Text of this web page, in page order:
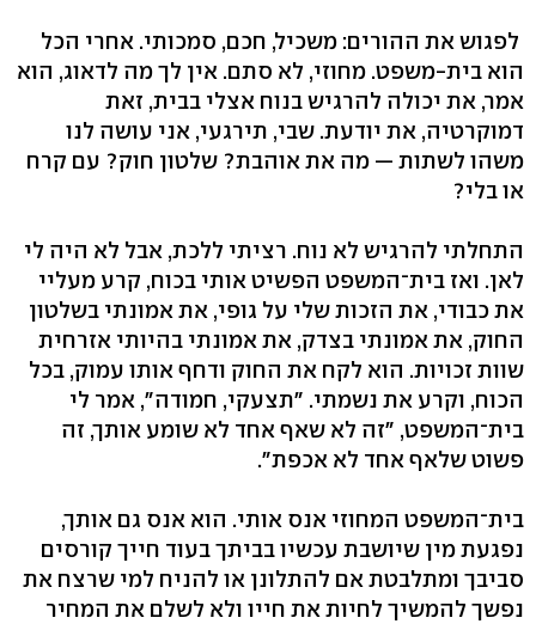
לפגוש את ההורים: משכיל, חכם, סמכותי. אחרי הכל
הוא בית-משפט. מחוזי, לא סתם. אין לך מה לדאוג, הוא
אמר, את יכולה להרגיש בנוח אצלי בבית, זאת
דמוקרטיה, את יודעת. שבי, תירגעי, אני עושה לנו
משהו לשתות — מה את אוהבת? שלטון חוק? עם קרח
או בלי?
התחלתי להרגיש לא נוח. רציתי ללכת, אבל לא היה לי
לאן. ואז בית־המשפט הפשיט אותי בכוח, קרע מעליי
את כבודי, את הזכות שלי על גופי, את אמונתי בשלטון
החוק, את אמונתי בצדק, את אמונתי בהיותי אזרחית
שוות זכויות. הוא לקח את החוק ודחף אותו עמוק, בכל
הכוח, וקרע את נשמתי. "תצעקי, חמודה", אמר לי
בית־המשפט, "זה לא שאף אחד לא שומע אותך, זה
פשוט שלאף אחד לא אכפת".
בית־המשפט המחוזי אנס אותי. הוא אנס גם אותך,
נפגעת מין שיושבת עכשיו בביתך בעוד חייך קורסים
סביבך ומתלבטת אם להתלונן או להניח למי שרצח את
נפשך להמשיך לחיות את חייו ולא לשלם את המחיר